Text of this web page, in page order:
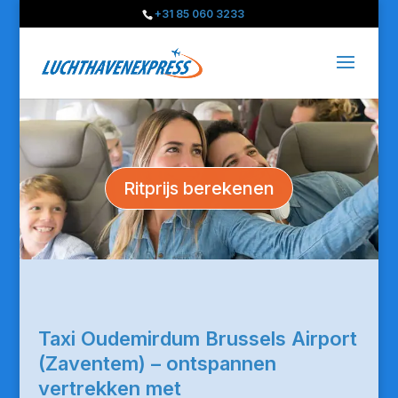
+31 85 060 3233
Ritprijs berekenen
Taxi Oudemirdum Brussels Airport
(Zaventem) – ontspannen
vertrekken met